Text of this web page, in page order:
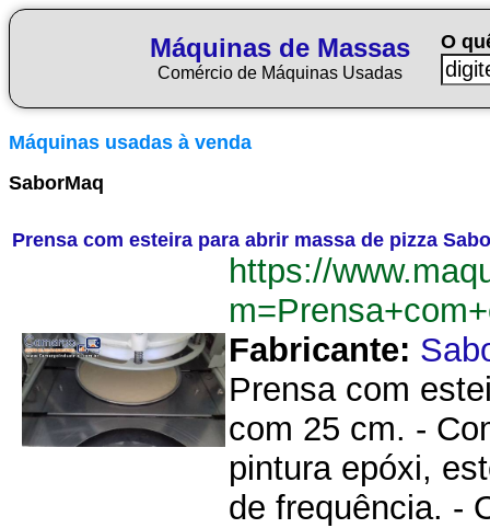
Máquinas de Massas
Comércio de Máquinas Usadas
O
Máquinas usadas à venda
SaborMaq
Prensa com esteira para abrir massa de pizza
https://
Fabricante:
Prensa com
com 25 cm. -
pintura epóxi,
de frequência. -